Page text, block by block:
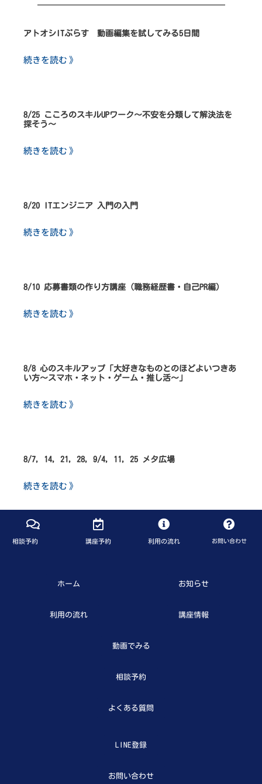
アトオシITぷらす 動画編集を試してみる5日間
続きを読む 》
8/25 こころのスキルUPワーク～不安を分類して解決法を
探そう～
続きを読む 》
8/20 ITエンジニア 入門の入門
続きを読む 》
8/10 応募書類の作り方講座（職務経歴書・自己PR編）
続きを読む 》
8/8 心のスキルアップ「大好きなものとのほどよいつきあ
い方～スマホ・ネット・ゲーム・推し活～」
続きを読む 》
8/7, 14, 21, 28, 9/4, 11, 25 メタ広場
続きを読む 》
相談予約 講座予約 利用の流れ お問い合わせ
ホーム お知らせ
利用の流れ 講座情報
動画でみる
相談予約
よくある質問
LINE登録
お問い合わせ